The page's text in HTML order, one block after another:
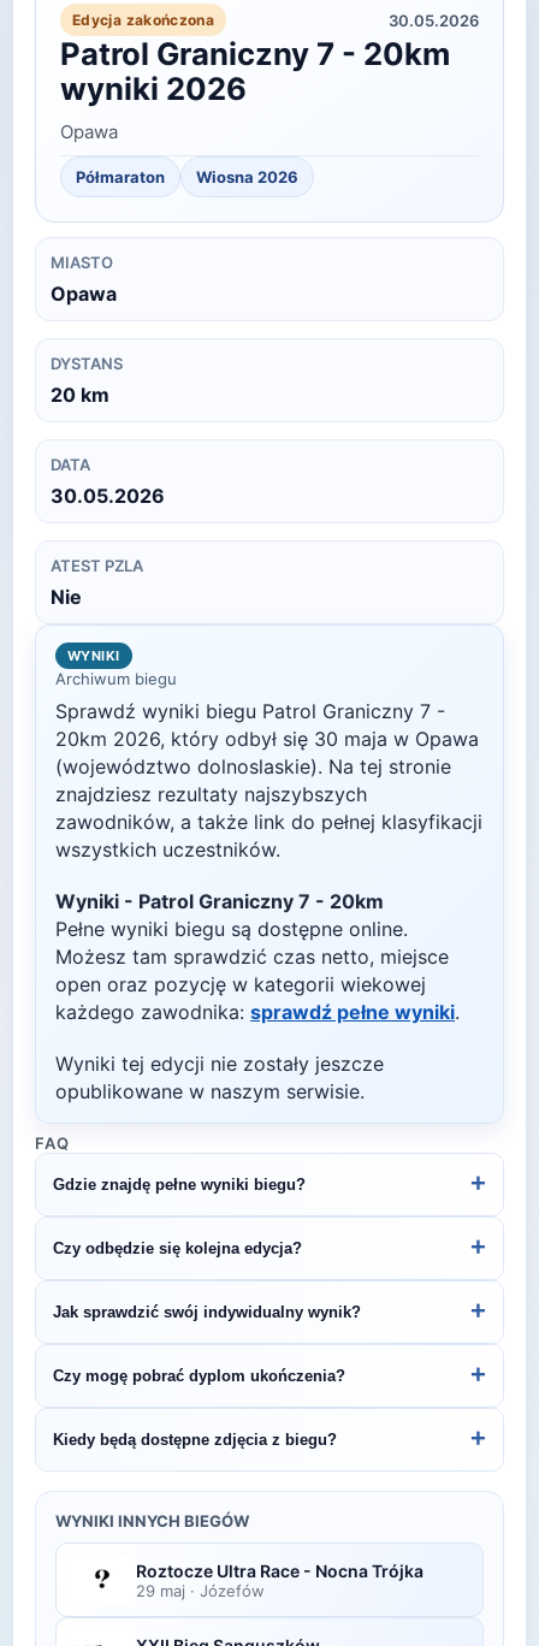
Edycja zakończona 30.05.2026
Patrol Graniczny 7 - 20km
wyniki 2026
Opawa
Półmaraton Wiosna 2026
MIASTO
Opawa
DYSTANS
20 km
DATA
30.05.2026
ATEST PZLA
Nie
WYNIKI
Archiwum biegu
Sprawdź wyniki biegu Patrol Graniczny 7 -
20km 2026, który odbył się 30 maja w Opawa
(województwo dolnoslaskie). Na tej stronie
znajdziesz rezultaty najszybszych
zawodników, a także link do pełnej klasyfikacji
wszystkich uczestników.
Wyniki - Patrol Graniczny 7 - 20km
Pełne wyniki biegu są dostępne online.
Możesz tam sprawdzić czas netto, miejsce
open oraz pozycję w kategorii wiekowej
każdego zawodnika: sprawdź pełne wyniki.
Wyniki tej edycji nie zostały jeszcze
opublikowane w naszym serwisie.
FAQ
Gdzie znajdę pełne wyniki biegu? +
stronie internetowej lub na platformach takich jak
LiveTracking, RunnerSpace czy MarathonSport.
Czy odbędzie się kolejna edycja? +
Śledź stronę organizatora lub ZawodyBiegowe.pl,
by być na bieżąco z datą kolejnej edycji Patrol
Graniczny 7 - 20km.
Jak sprawdzić swój indywidualny wynik? +
organizatora lub platformie pomiarowej podanej na
bibie startowym. Wyniki zawierają czas brutto i
netto, a często też pozycję wśród wszystkich
uczestników i w kategorii wiekowej.
Czy mogę pobrać dyplom ukończenia? +
elektroniczne dyplomy do pobrania ze strony
organizatora po opublikowaniu oficjalnych
Kiedy będą dostępne zdjęcia z biegu? +
w ciągu kilku dni po zawodach na swojej stronie
lub fanpage'u na Facebooku.
WYNIKI INNYCH BIEGÓW
Roztocze Ultra Race - Nocna Trójka
29 maj · Józefów